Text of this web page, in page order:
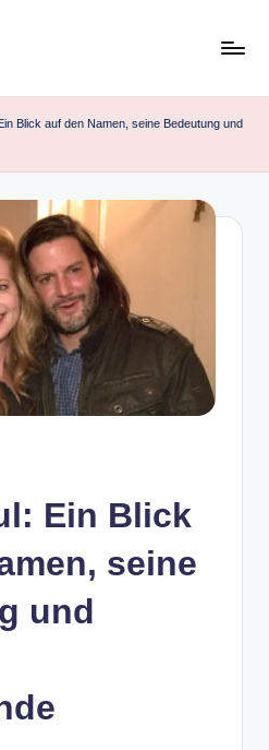
Blick auf den Namen, seine Bedeutung und
Ein Blick
seine
und